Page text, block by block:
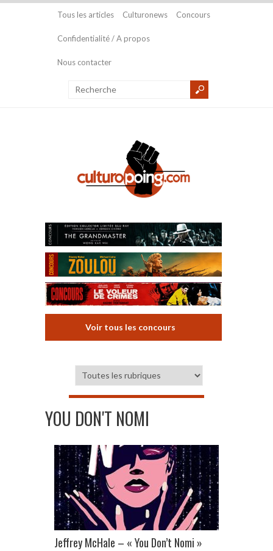
Tous les articles Culturonews Concours
Confidentialité / A propos
Nous contacter
Voir tous les concours
YOU DON'T NOMI
Jeffrey McHale – « You Don’t Nomi »